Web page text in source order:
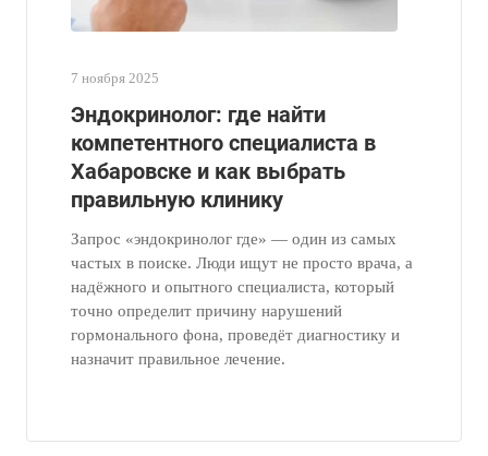
7 ноября 2025
Эндокринолог: где найти
компетентного специалиста в
Хабаровске и как выбрать
правильную клинику
Запрос «эндокринолог где» — один из самых
частых в поиске. Люди ищут не просто врача, а
надёжного и опытного специалиста, который
точно определит причину нарушений
гормонального фона, проведёт диагностику и
назначит правильное лечение.